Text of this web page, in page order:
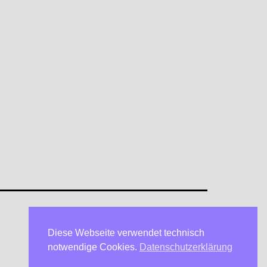
Datenschutzerklärung
Diese Webseite verwendet technisch
notwendige Cookies. Datenschutzerklärung